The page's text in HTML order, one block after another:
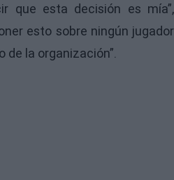
que esta decisión es mía”,
esto sobre ningún jugador
de la organización”.